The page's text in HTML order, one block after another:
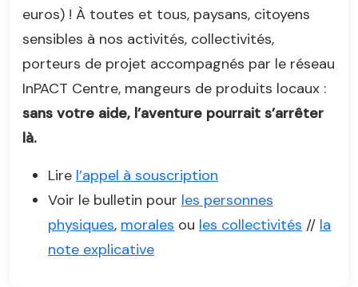
euros) ! À toutes et tous, paysans, citoyens
sensibles à nos activités, collectivités,
porteurs de projet accompagnés par le réseau
InPACT Centre, mangeurs de produits locaux :
sans votre aide, l’aventure pourrait s’arrêter
là.
Lire l’appel à souscription
Voir le bulletin pour les personnes
physiques, morales ou les collectivités // la
note explicative